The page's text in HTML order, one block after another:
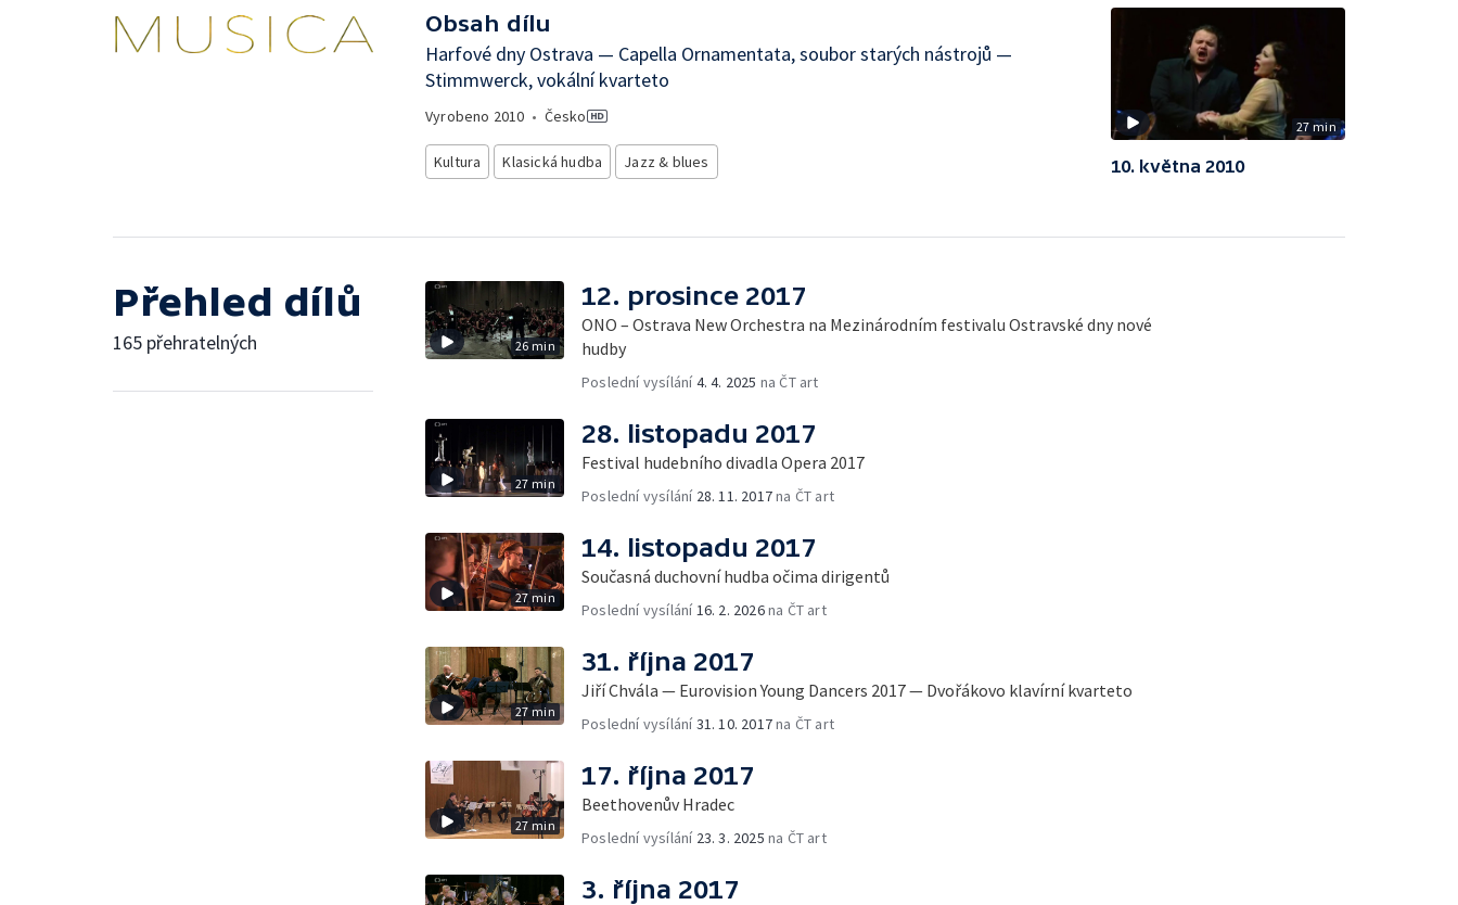
Obsah dílu
Harfové dny Ostrava — Capella Ornamentata, soubor starých nástrojů —
Stimmwerck, vokální kvarteto
Vyrobeno 2010 • Česko
Kultura Klasická hudba Jazz & blues
27 min
10. května 2010
Přehled dílů
165 přehratelných 26 min
12. prosince 2017
ONO – Ostrava New Orchestra na Mezinárodním festivalu Ostravské dny nové
hudby
Poslední vysílání4. 4. 2025 na ČT art
27 min
28. listopadu 2017
Festival hudebního divadla Opera 2017
Poslední vysílání 28. 11. 2017na ČT art
27 min
14. listopadu 2017
Současná duchovní hudba očima dirigentů
Poslední vysílání 16. 2. 2026na ČT art
27 min
31. října 2017
Jiří Chvála — Eurovision Young Dancers 2017 — Dvořákovo klavírní kvarteto
Poslední vysílání31. 10. 2017na ČT art
27 min
17. října 2017
Beethovenův Hradec
Poslední vysílání 23. 3. 2025 na ČT art
3. října 2017